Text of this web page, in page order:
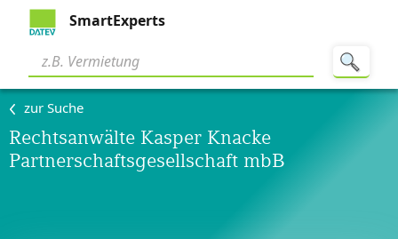
SmartExperts
zur Suche
Rechtsanwälte Kasper Knacke
Partnerschaftsgesellschaft mbB